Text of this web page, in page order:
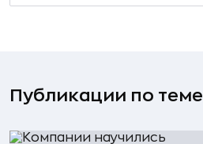
Публикации по теме